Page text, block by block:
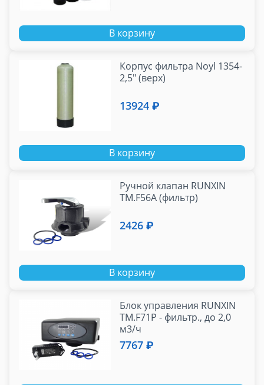
В корзину
Корпус фильтра Noyl 1354-
2,5" (верх)
13924 ₽
В корзину
Ручной клапан RUNXIN
TM.F56A (фильтр)
2426 ₽
В корзину
Блок управления RUNXIN
TM.F71P - фильтр., до 2,0
м3/ч
7767 ₽